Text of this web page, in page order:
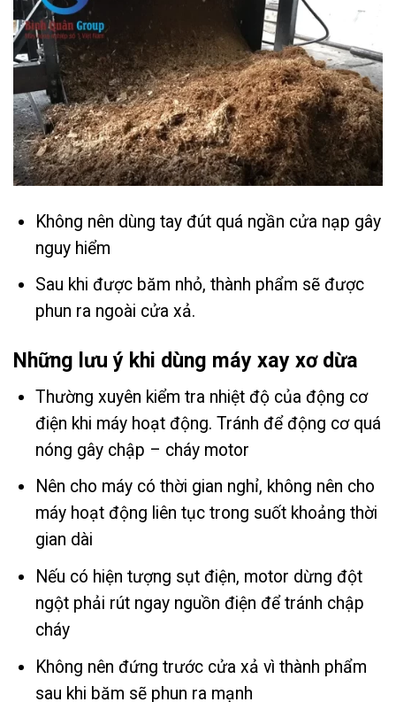
Không nên dùng tay đút quá ngần cửa nạp gây
nguy hiểm
Sau khi được băm nhỏ, thành phẩm sẽ được
phun ra ngoài cửa xả.
Những lưu ý khi dùng máy xay xơ dừa
Thường xuyên kiểm tra nhiệt độ của động cơ
điện khi máy hoạt động. Tránh để động cơ quá
nóng gây chập – cháy motor
Nên cho máy có thời gian nghỉ, không nên cho
máy hoạt động liên tục trong suốt khoảng thời
gian dài
Nếu có hiện tượng sụt điện, motor dừng đột
ngột phải rút ngay nguồn điện để tránh chập
cháy
Không nên đứng trước cửa xả vì thành phẩm
sau khi băm sẽ phun ra mạnh